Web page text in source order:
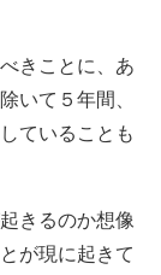
きことに、あ
いて５年間、
ていることも
きるのか想像
が現に起きて